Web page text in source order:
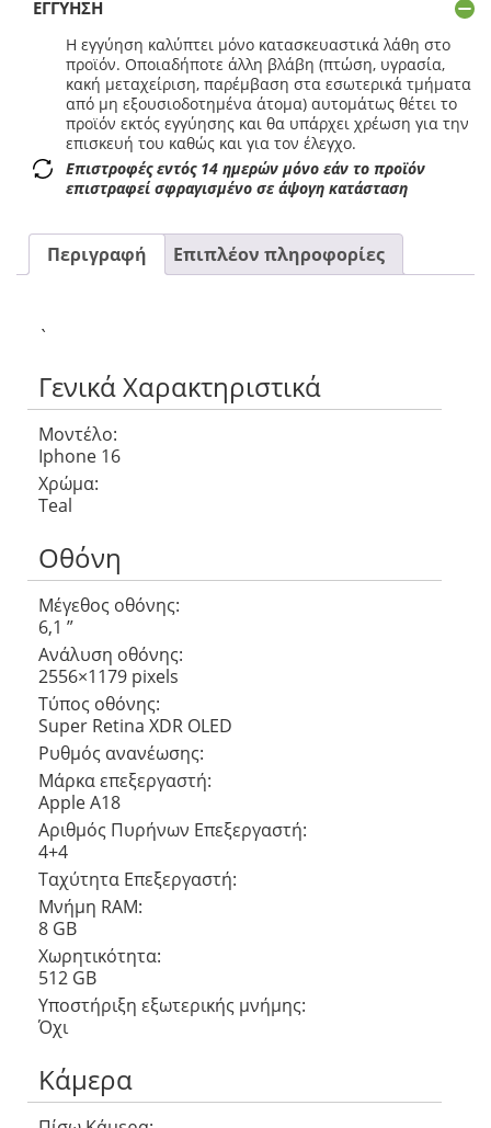
ΕΓΓΎΗΣΗ
Η εγγύηση καλύπτει μόνο κατασκευαστικά λάθη στο
προϊόν. Οποιαδήποτε άλλη βλάβη (πτώση, υγρασία,
κακή μεταχείριση, παρέμβαση στα εσωτερικά τμήματα
από μη εξουσιοδοτημένα άτομα) αυτομάτως θέτει το
προϊόν εκτός εγγύησης και θα υπάρχει χρέωση για την
επισκευή του καθώς και για τον έλεγχο.
Επιστροφές εντός 14 ημερών μόνο εάν το προϊόν
επιστραφεί σφραγισμένο σε άψογη κατάσταση
Περιγραφή Επιπλέον πληροφορίες
`
Γενικά Χαρακτηριστικά
Μοντέλο:
Iphone 16
Χρώμα:
Teal
Οθόνη
Μέγεθος οθόνης:
6,1 ”
Ανάλυση οθόνης:
2556×1179 pixels
Τύπος οθόνης:
Super Retina XDR OLED
Ρυθμός ανανέωσης:
Μάρκα επεξεργαστή:
Apple A18
Αριθμός Πυρήνων Eπεξεργαστή:
4+4
Ταχύτητα Επεξεργαστή:
Μνήμη RAM:
8 GB
Χωρητικότητα:
512 GB
Υποστήριξη εξωτερικής μνήμης:
Όχι
Κάμερα